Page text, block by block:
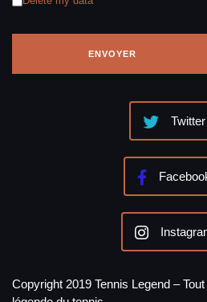
Twitter
Copyright 2019 Tennis Legend –